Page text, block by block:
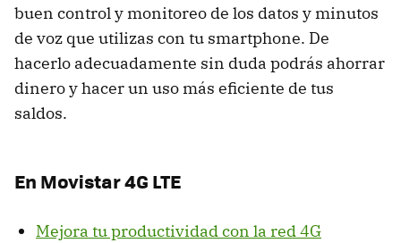
buen control y monitoreo de los datos y minutos
de voz que utilizas con tu smartphone. De
hacerlo adecuadamente sin duda podrás ahorrar
dinero y hacer un uso más eficiente de tus
saldos.
En Movistar 4G LTE
Mejora tu productividad con la red 4G